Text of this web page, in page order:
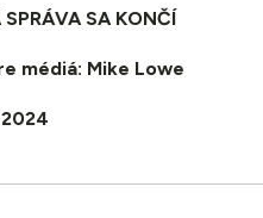
SA KONČÍ
médiá: Mike Lowe